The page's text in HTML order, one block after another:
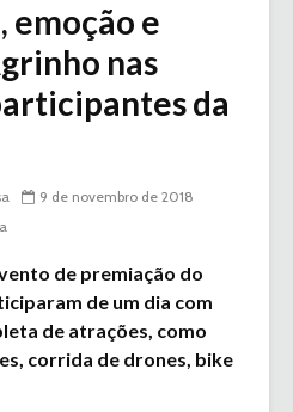
emoção e
nas
da
9 de novembro de 2018
de premiação do
de um dia com
de atrações, como
corrida de drones, bike